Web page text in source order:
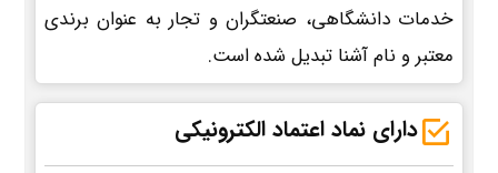
خدمات دانشگاهی، صنعتگران و تجار به عنوان برندی
معتبر و نام آشنا تبدیل شده است.
دارای نماد اعتماد الکترونیکی